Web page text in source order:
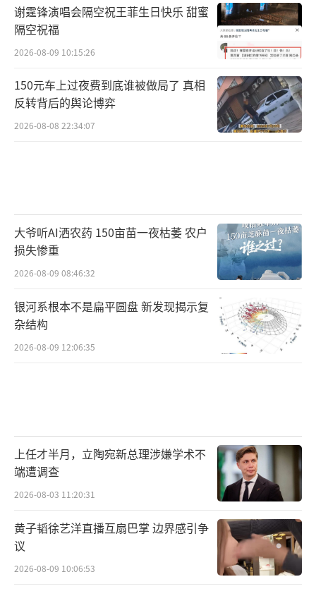
谢霆锋演唱会隔空祝王菲生日快乐 甜蜜
隔空祝福
2026-08-09 10:15:26
150元车上过夜费到底谁被做局了 真相
反转背后的舆论博弈
2026-08-08 22:34:07
大爷听AI洒农药 150亩苗一夜枯萎 农户
损失惨重
2026-08-09 08:46:32
银河系根本不是扁平圆盘 新发现揭示复
杂结构
2026-08-09 12:06:35
上任才半月，立陶宛新总理涉嫌学术不
端遭调查
2026-08-03 11:20:31
黄子韬徐艺洋直播互扇巴掌 边界感引争
议
2026-08-09 10:06:53